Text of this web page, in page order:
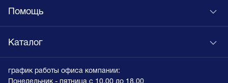
Помощь
Каталог
график работы офиса компании: